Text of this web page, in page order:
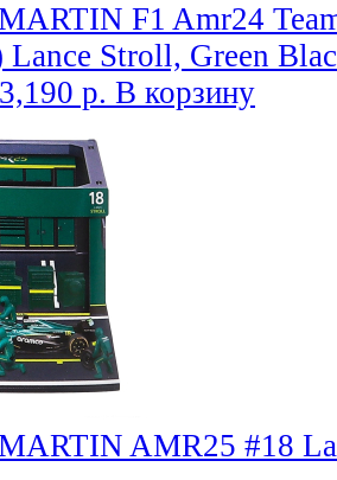
F1 Amr24
Lance Stroll, Green
3,190 р. В корзину
AMR25 #18